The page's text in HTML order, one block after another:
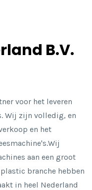
B.V.
voor het leveren
Wij zijn volledig, en
en het
aan een groot
branche hebben
in heel Nederland